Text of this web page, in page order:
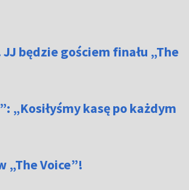
będzie gościem finału „The
„Kosiłyśmy kasę po każdym
„The Voice”!